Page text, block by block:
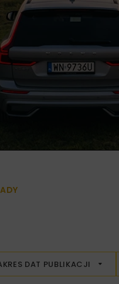
DAT PUBLIKACJI